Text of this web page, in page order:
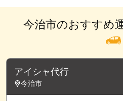
今治市のおすすめ
アイシャ代行
今治市